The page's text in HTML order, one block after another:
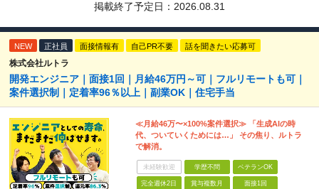
掲載終了予定日： 2026.08.31
NEW 正社員 面接情報有 自己PR不要 話を聞きたい応募可
株式会社ルトラ
開発エンジニア｜面接1回｜月給46万円～可｜フルリモートも可｜
案件選択制｜定着率96％以上｜副業OK｜住宅手当
≪月給46万〜×100%案件選択≫ 「生成AIの時
代、ついていくためには…」 その焦り、ルトラ
で解消。
未経験歓迎 学歴不問 ベテランOK
完全週休2日 賞与複数月 面接1回